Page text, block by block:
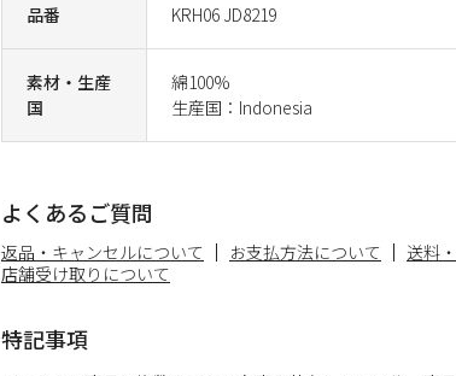
品番 KRH06 JD8219
素材・生産
国
綿100%
生産国：Indonesia
よくあるご質問
返品・キャンセルについて お支払方法について
送料
店舗受け取りについて
特記事項